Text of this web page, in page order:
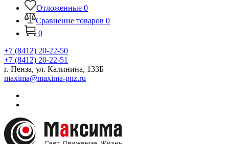
Отложенные 0
Сравнение товаров 0
0
+7 (8412) 20-22-50
+7 (8412) 20-22-51
г. Пенза, ул. Калинина, 133Б
maxima@maxima-pnz.ru